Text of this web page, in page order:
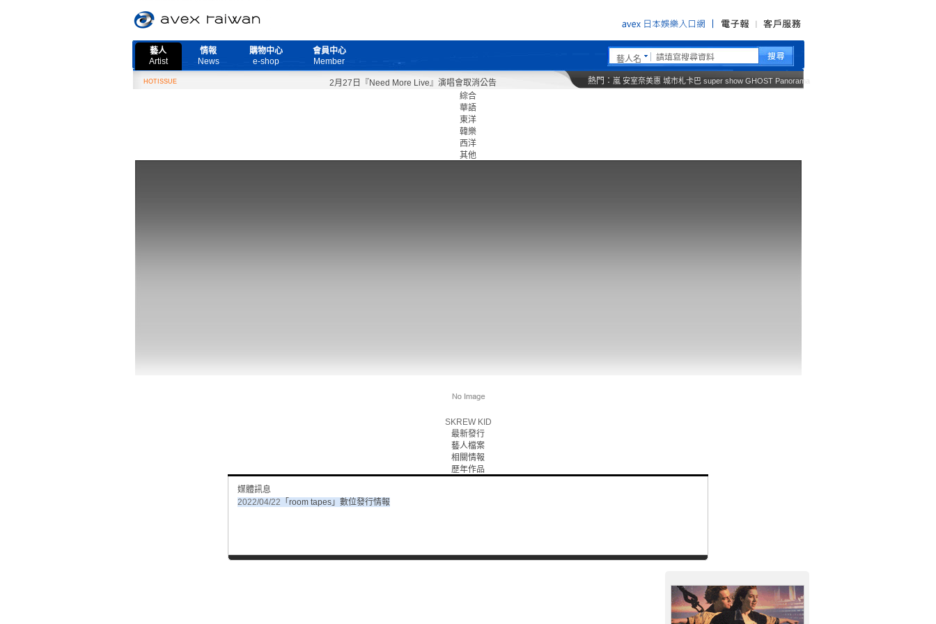
藝人
Artist
情報
News
購物中心
e-shop
會員中心
Member
藝人名
HOTISSUE 2月27日『Need More Live』演唱會取消公告 熱門： 嵐 安室奈美惠 城市札卡巴 super show GHOST Panorama
綜合
華語
東洋
韓樂
西洋
其他
SKREW KID
最新發行
藝人檔案
相關情報
歷年作品
媒體訊息
2022/04/22 「room tapes」數位發行情報